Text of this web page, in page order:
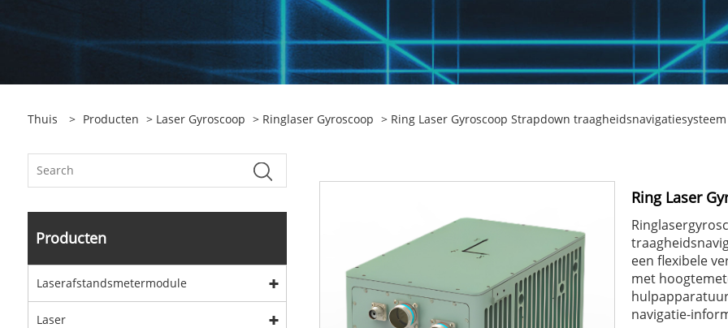
Thuis > Producten > Laser Gyroscoop > Ringlaser Gyroscoop > Ring Laser Gyroscoop Strapdown traagheidsnavigatiesysteem
Producten
Laserafstandsmetermodule
Laser
Ring Laser
een flexibele
met
navigatie-